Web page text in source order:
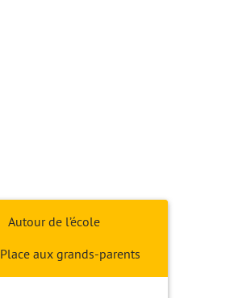
Autour de l’école
Place aux grands-parents